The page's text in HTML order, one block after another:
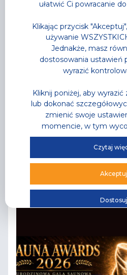
Aktualności
Letnia Akademia
Półkolonie jak kiedyś,
ułatwić Ci powracanie
Klikając przycisk
używanie
Jednakże, masz
dostosowania ustawień
wyrazić
Kliknij poniżej, aby
lub dokonać
zmienić swoje
momencie, w tym
Czytaj
Akceptuj
Dostosuj